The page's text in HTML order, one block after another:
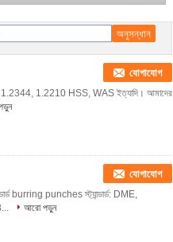
যোগাযোগ
1.2344, 1.2210 HSS, WAS ইত্যাদি। আমাদের
যোগাযোগ
burring punches স্ট্যান্ডার্ড: DME,
আরো পড়ুন